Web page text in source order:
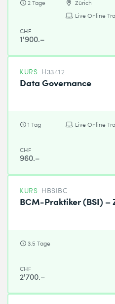
2 Tage
Zürich
Live Online
CHF
1'900.–
KURS H33412
Data Governance
1 Tag Live Online
CHF
960.–
KURS HBSIBC
BCM-Praktiker (BSI)
3.5 Tage
CHF
2'700.–